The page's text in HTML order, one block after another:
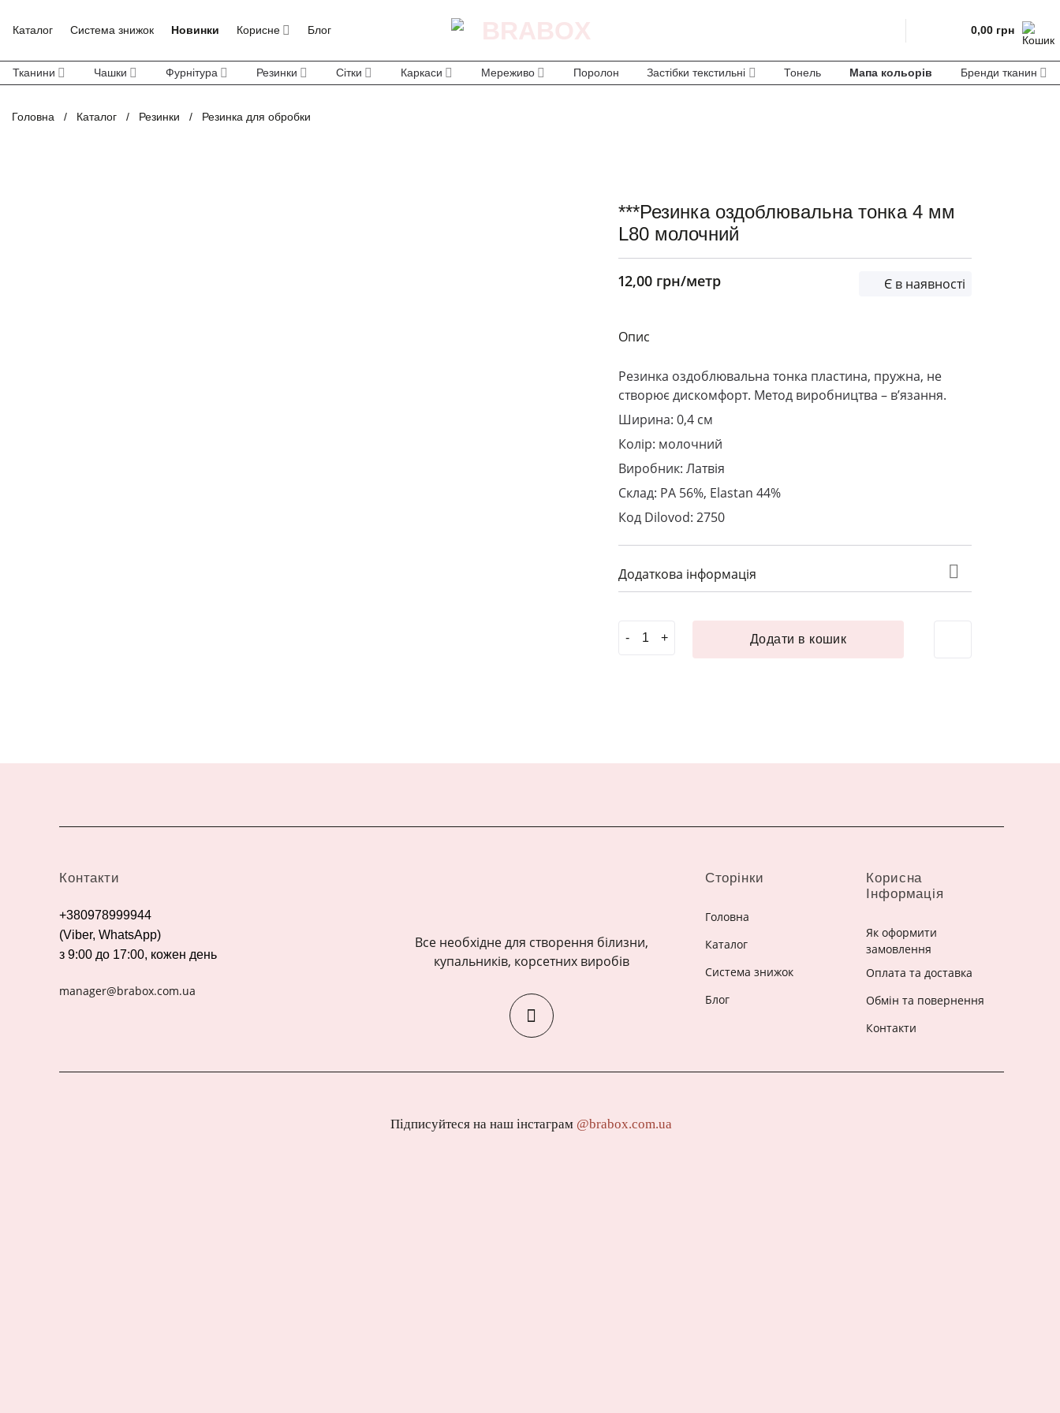
Каталог Система знижок Новинки Корисне Блог 0,00 грн
Тканини Чашки Фурнітура Резинки Сітки Каркаси Мереживо Поролон Застібки текстильні Тонель Мапа кольорів Бренди тканин
Головна / Каталог / Резинки / Резинка для обробки
***Резинка оздоблювальна тонка 4 мм
L80 молочний
12,00 грн/метр Є в наявності
Опис
Резинка оздоблювальна тонка пластина, пружна, не
створює дискомфорт. Метод виробництва – в’язання.
Ширина: 0,4 см
Колір: молочний
Виробник: Латвія
Склад: PA 56%, Elastan 44%
Код Dilovod: 2750
Додаткова інформація
***Резинка оздоблювальна тонка 4 мм L80 молочний кількість
Додати в кошик
Контакти
+380978999944
(Viber, WhatsApp)
з 9:00 до 17:00, кожен день
manager@brabox.com.ua
Все необхідне для створення білизни,
купальників, корсетних виробів
Сторінки
Головна
Каталог
Система знижок
Блог
Корисна
Інформація
Як оформити
замовлення
Оплата та доставка
Обмін та повернення
Контакти
Підписуйтеся на наш інстаграм @brabox.com.ua